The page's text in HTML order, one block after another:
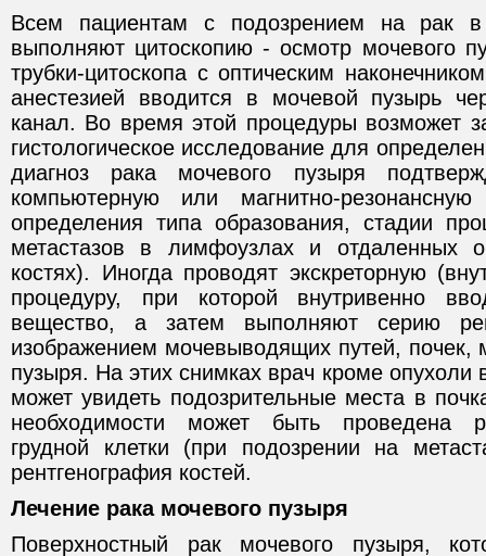
Всем пациентам с подозрением на рак в
выполняют цитоскопию - осмотр мочевого
трубки-цитоскопа с оптическим
анестезией вводится в мочевой пузырь
канал. Во время этой процедуры возможет
гистологическое исследование для
диагноз рака мочевого пузыря
компьютерную или магнитно-
определения типа образования, стадии
метастазов в лимфоузлах и отдаленных
костях). Иногда проводят экскреторную
процедуру, при которой внутривенно
вещество, а затем выполняют серию
изображением мочевыводящих путей, почек,
пузыря. На этих снимках врач кроме опухоли
может увидеть подозрительные места в
необходимости может быть проведена
грудной клетки (при подозрении на
рентгенография костей.
Лечение рака мочевого пузыря
Поверхностный рак мочевого пузыря,